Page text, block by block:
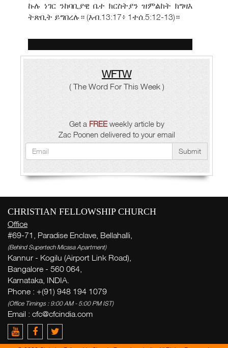
ኩሉ ነገር ንከባቢያዊ ቤተ ክርስትያን ዝምልከት ክግዛእ
ትጽቢት ይግበረሉ። (እብ.13:17፥ 1ተሰ.5:12-13)።
WFTW
( The Word For This Week )
Get a FREEweekly article by
Zac Poonen delivered to your email
Submit
CHRISTIAN FELLOWSHIP CHURCH
Office
#69-71, Paradise Enclave, Bellahalli,
(Behind Supertech Micasa Apartment)
Kannur - Kogilu (Airport Link Road),
Bangalore - 560 064,
Karnataka, INDIA.
Phone : +(91) 948 194 1079
(Office Timings : 9:00 AM - 5:00 PM IST)
Email : cfc@cfcindia.com